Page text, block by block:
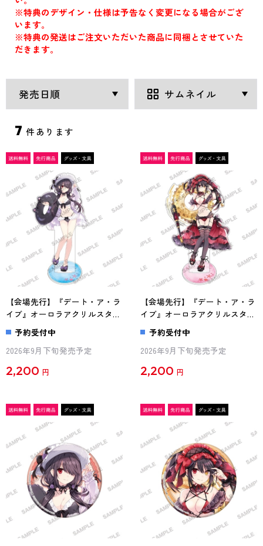
※特典のデザイン・仕様は予告なく変更になる場合がござ
います。
※特典の発送はご注文いただいた商品に同梱とさせていた
だきます。
7 件あります
【会場先行】『デート・ア・ラ
イブ』オーロラアクリルスタン
ド 時崎狂三 水着Ver. A
予約受付中
2026年9月下旬発売予定
2,200 円
【会場先行】『デート・ア・ラ
イブ』オーロラアクリルスタン
ド 時崎狂三 水着Ver. B
予約受付中
2026年9月下旬発売予定
2,200 円